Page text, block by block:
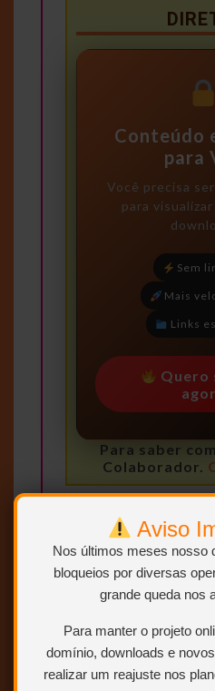
Aviso
Nos últimos meses nosso
bloqueios por diversas
grande queda nos
Para manter o projeto
domínio, downloads e
realizar um reajuste nos
Conteúdo
para
Você precisa ser
para
Sem
Mais
Links
Quero
Para saber
Colaborador.
BAIXAR
“BAIXAR” e